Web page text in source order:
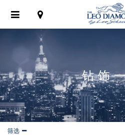
navigation
钻饰
筛选